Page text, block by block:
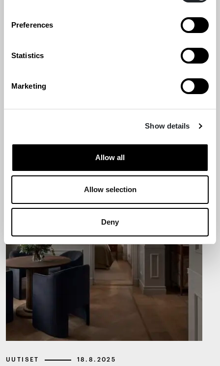
Preferences
Statistics
Marketing
Show details
Allow all
Allow selection
Deny
suunnittelukilpailun voittaja on
Kumma
ARKKITEHTUURI
ARKKITEHTUURI- JA DESIGNMUSEO
UUTISET 18.8.2025